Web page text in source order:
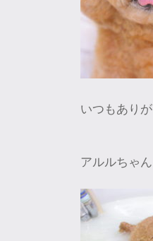
いつもあり
アルルちゃん